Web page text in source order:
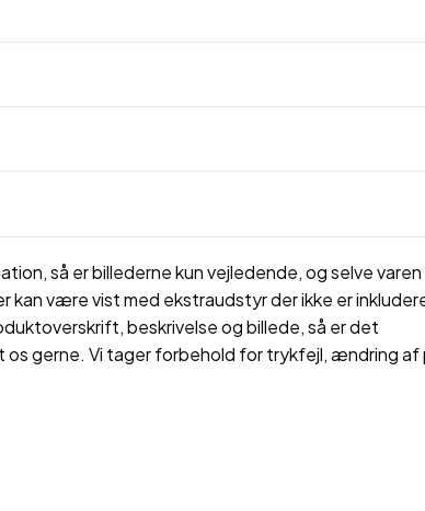
så er billederne kun vejledende, og selve varen
være vist med ekstraudstyr der ikke er
beskrivelse og billede, så er det
gerne. Vi tager forbehold for trykfejl, ændring af